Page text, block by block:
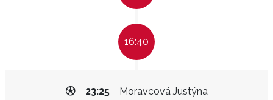
16:40
Moravcová Justýna
23:25